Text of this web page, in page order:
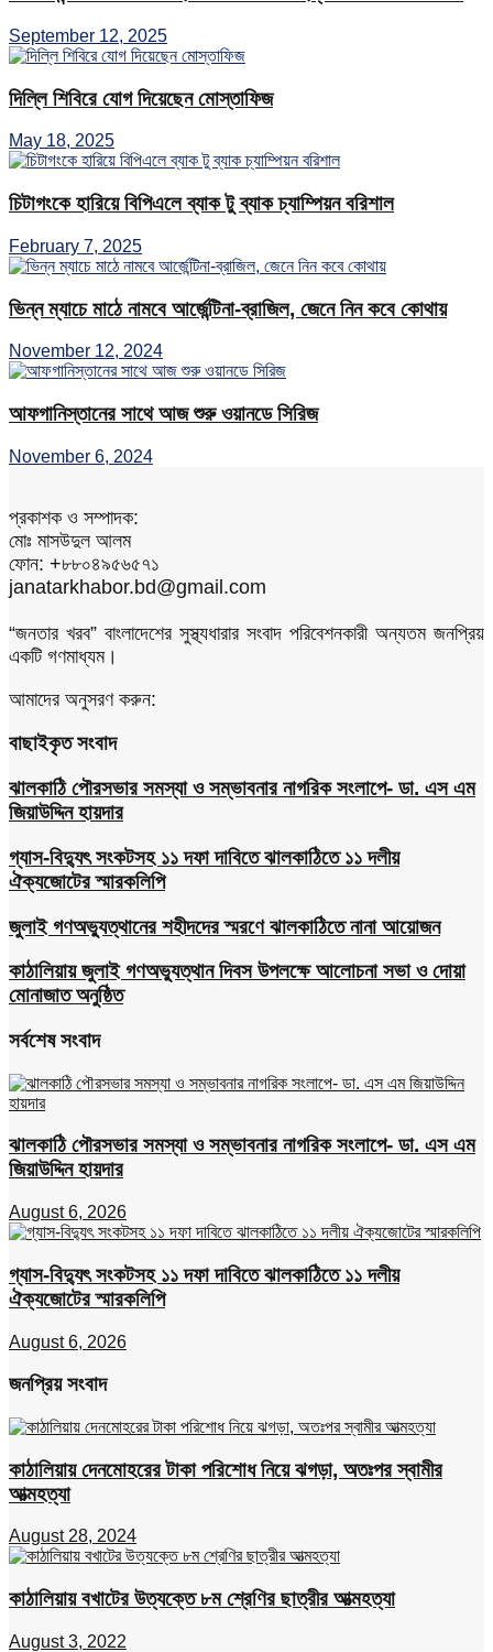
September 12, 2025
দিল্লি শিবিরে যোগ দিয়েছেন মোস্তাফিজ
May 18, 2025
চিটাগংকে হারিয়ে বিপিএলে ব্যাক টু ব্যাক চ্যাম্পিয়ন বরিশাল
February 7, 2025
ভিন্ন ম্যাচে মাঠে নামবে আর্জেন্টিনা-ব্রাজিল, জেনে নিন কবে কোথায়
November 12, 2024
আফগানিস্তানের সাথে আজ শুরু ওয়ানডে সিরিজ
November 6, 2024
প্রকাশক ও সম্পাদক:
মোঃ মাসউদুল আলম
ফোন: +৮৮০৪৯৫৬৫৭১
janatarkhabor.bd@gmail.com
“জনতার খরব” বাংলাদেশের সুস্থ্যধারার সংবাদ পরিবেশনকারী অন্যতম জনপ্রিয়
একটি গণমাধ্যম।
আমাদের অনুসরণ করুন:
বাছাইকৃত সংবাদ
ঝালকাঠি পৌরসভার সমস্যা ও সম্ভাবনার নাগরিক সংলাপে- ডা. এস এম
জিয়াউদ্দিন হায়দার
গ্যাস-বিদ্যুৎ সংকটসহ ১১ দফা দাবিতে ঝালকাঠিতে ১১ দলীয়
ঐক্যজোটের স্মারকলিপি
জুলাই গণঅভ্যুত্থানের শহীদদের স্মরণে ঝালকাঠিতে নানা আয়োজন
কাঠালিয়ায় জুলাই গণঅভ্যুত্থান দিবস উপলক্ষে আলোচনা সভা ও দোয়া
মোনাজাত অনুষ্ঠিত
সর্বশেষ সংবাদ
ঝালকাঠি পৌরসভার সমস্যা ও সম্ভাবনার নাগরিক সংলাপে- ডা. এস এম
জিয়াউদ্দিন হায়দার
August 6, 2026
গ্যাস-বিদ্যুৎ সংকটসহ ১১ দফা দাবিতে ঝালকাঠিতে ১১ দলীয়
ঐক্যজোটের স্মারকলিপি
August 6, 2026
জনপ্রিয় সংবাদ
কাঠালিয়ায় দেনমোহরের টাকা পরিশোধ নিয়ে ঝগড়া, অতঃপর স্বামীর
আত্মহত্যা
August 28, 2024
কাঠালিয়ায় বখাটের উত্যক্তে ৮ম শ্রেণির ছাত্রীর আত্মহত্যা
August 3, 2022